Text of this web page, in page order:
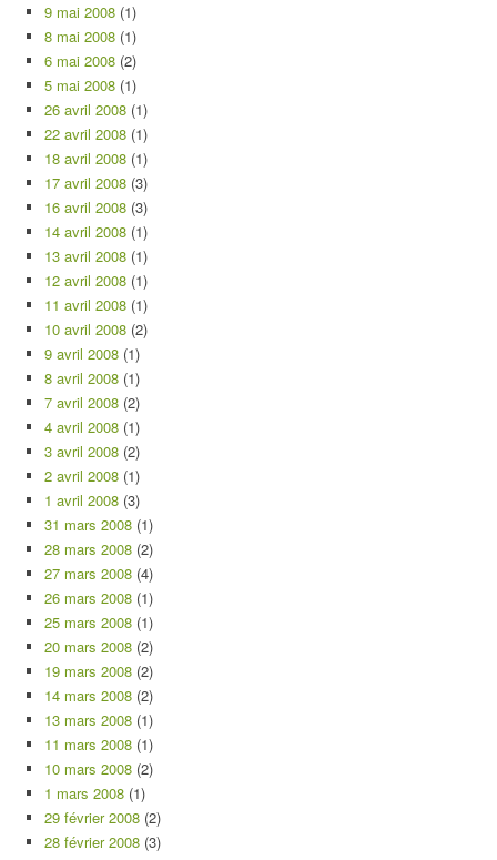
9 mai 2008 (1)
8 mai 2008 (1)
6 mai 2008 (2)
5 mai 2008 (1)
26 avril 2008 (1)
22 avril 2008 (1)
18 avril 2008 (1)
17 avril 2008 (3)
16 avril 2008 (3)
14 avril 2008 (1)
13 avril 2008 (1)
12 avril 2008 (1)
11 avril 2008 (1)
10 avril 2008 (2)
9 avril 2008 (1)
8 avril 2008 (1)
7 avril 2008 (2)
4 avril 2008 (1)
3 avril 2008 (2)
2 avril 2008 (1)
1 avril 2008 (3)
31 mars 2008 (1)
28 mars 2008 (2)
27 mars 2008 (4)
26 mars 2008 (1)
25 mars 2008 (1)
20 mars 2008 (2)
19 mars 2008 (2)
14 mars 2008 (2)
13 mars 2008 (1)
11 mars 2008 (1)
10 mars 2008 (2)
1 mars 2008 (1)
29 février 2008 (2)
28 février 2008 (3)